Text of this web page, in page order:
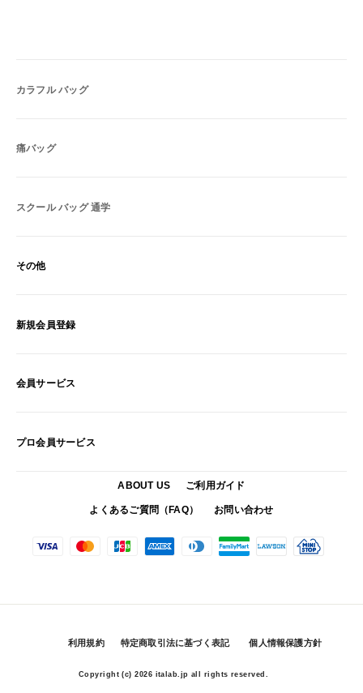
カラフル バッグ
痛バッグ
スクール バッグ 通学
その他
新規会員登録
会員サービス
プロ会員サービス
ABOUT US ご利用ガイド
よくあるご質問（FAQ） お問い合わせ
Copyright (c)2026 italab.jp all rights reserved.
利用規約 特定商取引法に基づく表記 個人情報保護方針